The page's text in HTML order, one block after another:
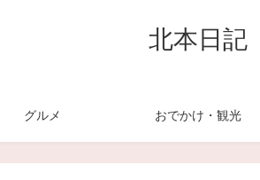
北本日記
グルメ おでかけ・観光